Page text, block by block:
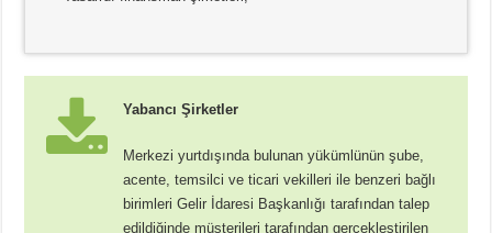
Yabancı Şirketler
Merkezi yurtdışında bulunan yükümlünün şube,
acente, temsilci ve ticari vekilleri ile benzeri bağlı
birimleri Gelir İdaresi Başkanlığı tarafından talep
edildiğinde müşterileri tarafından gerçekleştirilen